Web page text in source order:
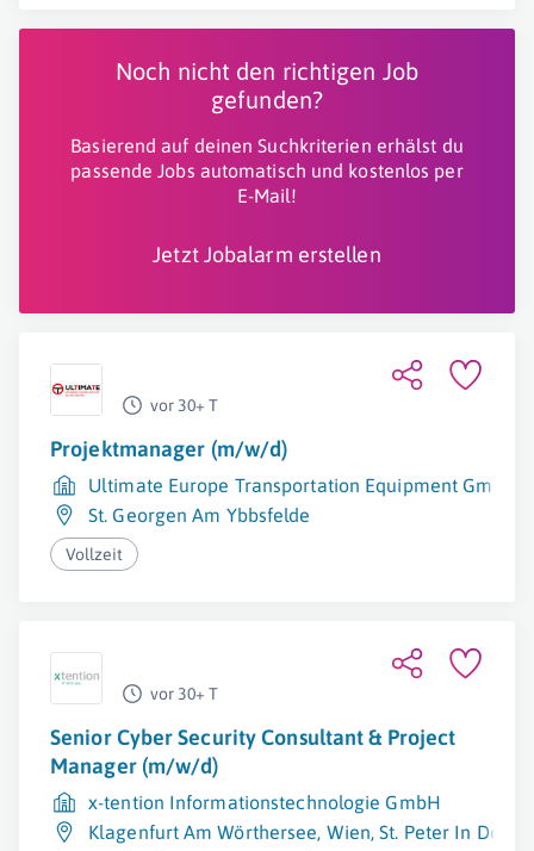
Noch nicht den richtigen Job
gefunden?
Basierend auf deinen Suchkriterien erhälst du
passende Jobs automatisch und kostenlos per
E-Mail!
Jetzt Jobalarm erstellen
vor 30+ T
Projektmanager (m/w/d)
Ultimate Europe Transportation Equipment GmbH
St. Georgen Am Ybbsfelde
Vollzeit
vor 30+ T
Senior Cyber Security Consultant & Project
Manager (m/w/d)
x-tention Informationstechnologie GmbH
Klagenfurt Am Wörthersee, Wien,St. Peter In Der